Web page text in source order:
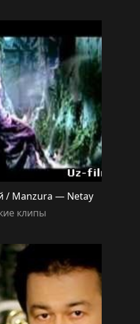
/ Manzura — Netay
клипы